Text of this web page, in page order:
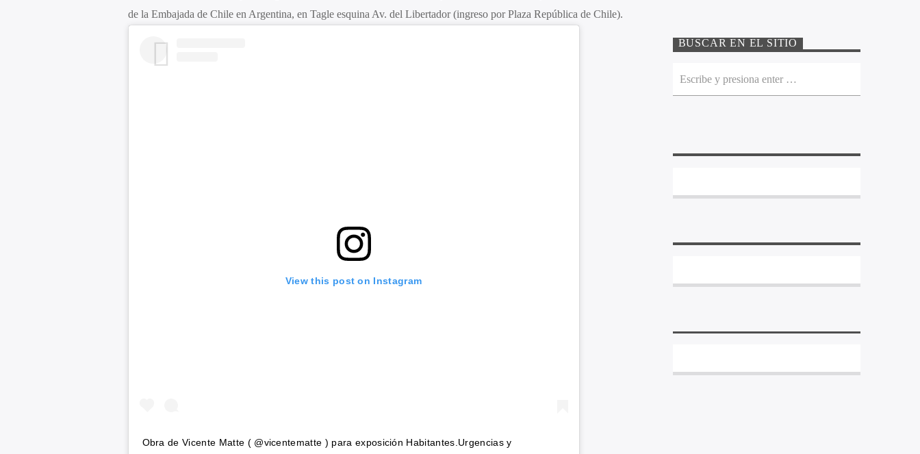
de la Embajada de Chile en Argentina, en Tagle esquina Av. del Libertador (ingreso por Plaza República de Chile).
View this post on Instagram
Obra de Vicente Matte ( @vicentematte ) para exposición Habitantes.Urgencias y
BUSCAR EN EL SITIO